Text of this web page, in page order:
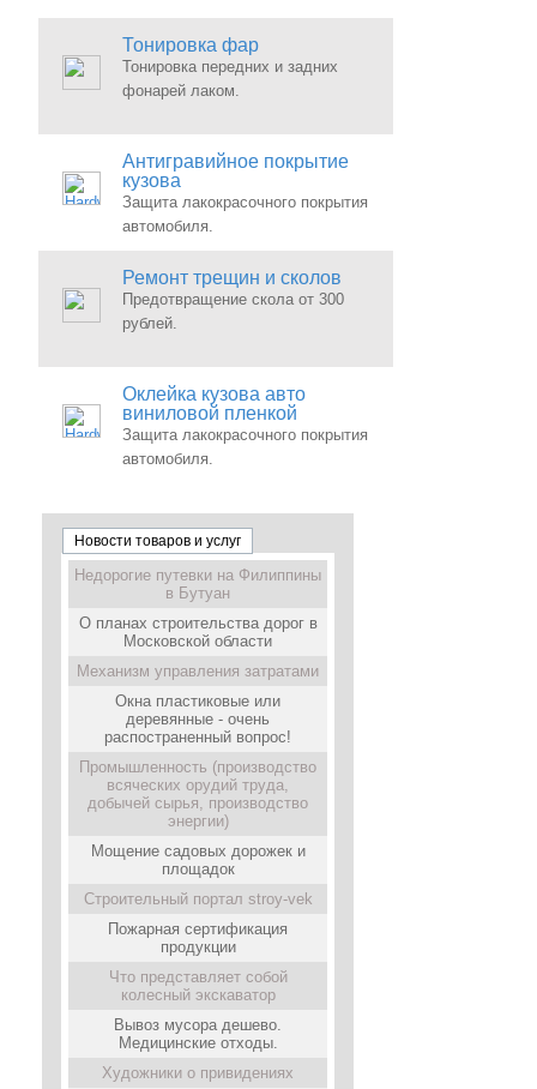
Тонировка фар
Тонировка передних и задних
фонарей лаком.
Антигравийное покрытие
кузова
Защита лакокрасочного покрытия
автомобиля.
Ремонт трещин и сколов
Предотвращение скола от 300
рублей.
Оклейка кузова авто
виниловой пленкой
Защита лакокрасочного покрытия
автомобиля.
Новости товаров и услуг
Недорогие путевки на Филиппины
в Бутуан
О планах строительства дорог в
Московской области
Механизм управления затратами
Окна пластиковые или
деревянные - очень
распостраненный вопрос!
Промышленность (производство
всяческих орудий труда,
добычей сырья, производство
энергии)
Мощение садовых дорожек и
площадок
Строительный портал stroy-vek
Пожарная сертификация
продукции
Что представляет собой
колесный экскаватор
Вывоз мусора дешево.
Медицинские отходы.
Художники о привидениях